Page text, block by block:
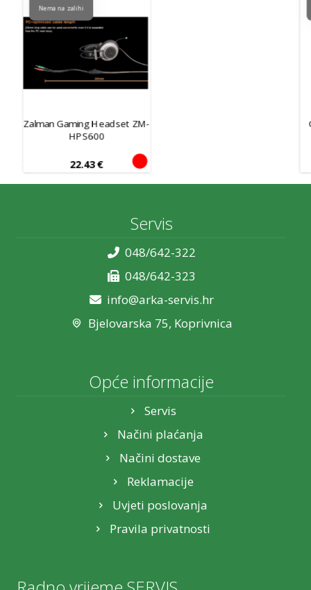
Zalman Gaming Headset ZM-
HPS600
22.43€
Nema na zalihi
Servis
048/642-322
048/642-323
info@arka-servis.hr
Bjelovarska 75, Koprivnica
Opće informacije
Servis
Načini plaćanja
Načini dostave
Reklamacije
Uvjeti poslovanja
Pravila privatnosti